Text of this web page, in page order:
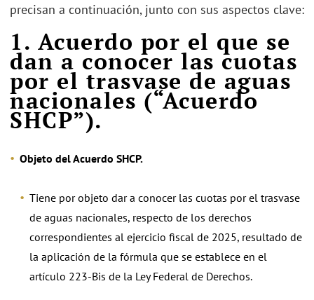
precisan a continuación, junto con sus aspectos clave:
1. Acuerdo por el que se
dan a conocer las cuotas
por el trasvase de aguas
nacionales (“Acuerdo
SHCP”).
Objeto del Acuerdo SHCP.
Tiene por objeto dar a conocer las cuotas por el trasvase
de aguas nacionales, respecto de los derechos
correspondientes al ejercicio fiscal de 2025, resultado de
la aplicación de la fórmula que se establece en el
artículo 223-Bis de la Ley Federal de Derechos.